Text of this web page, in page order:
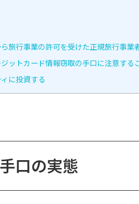
旅行事業の許可を受けた正規旅行事業
ットカード情報窃取の手口に注意する
に投資する
口の実態